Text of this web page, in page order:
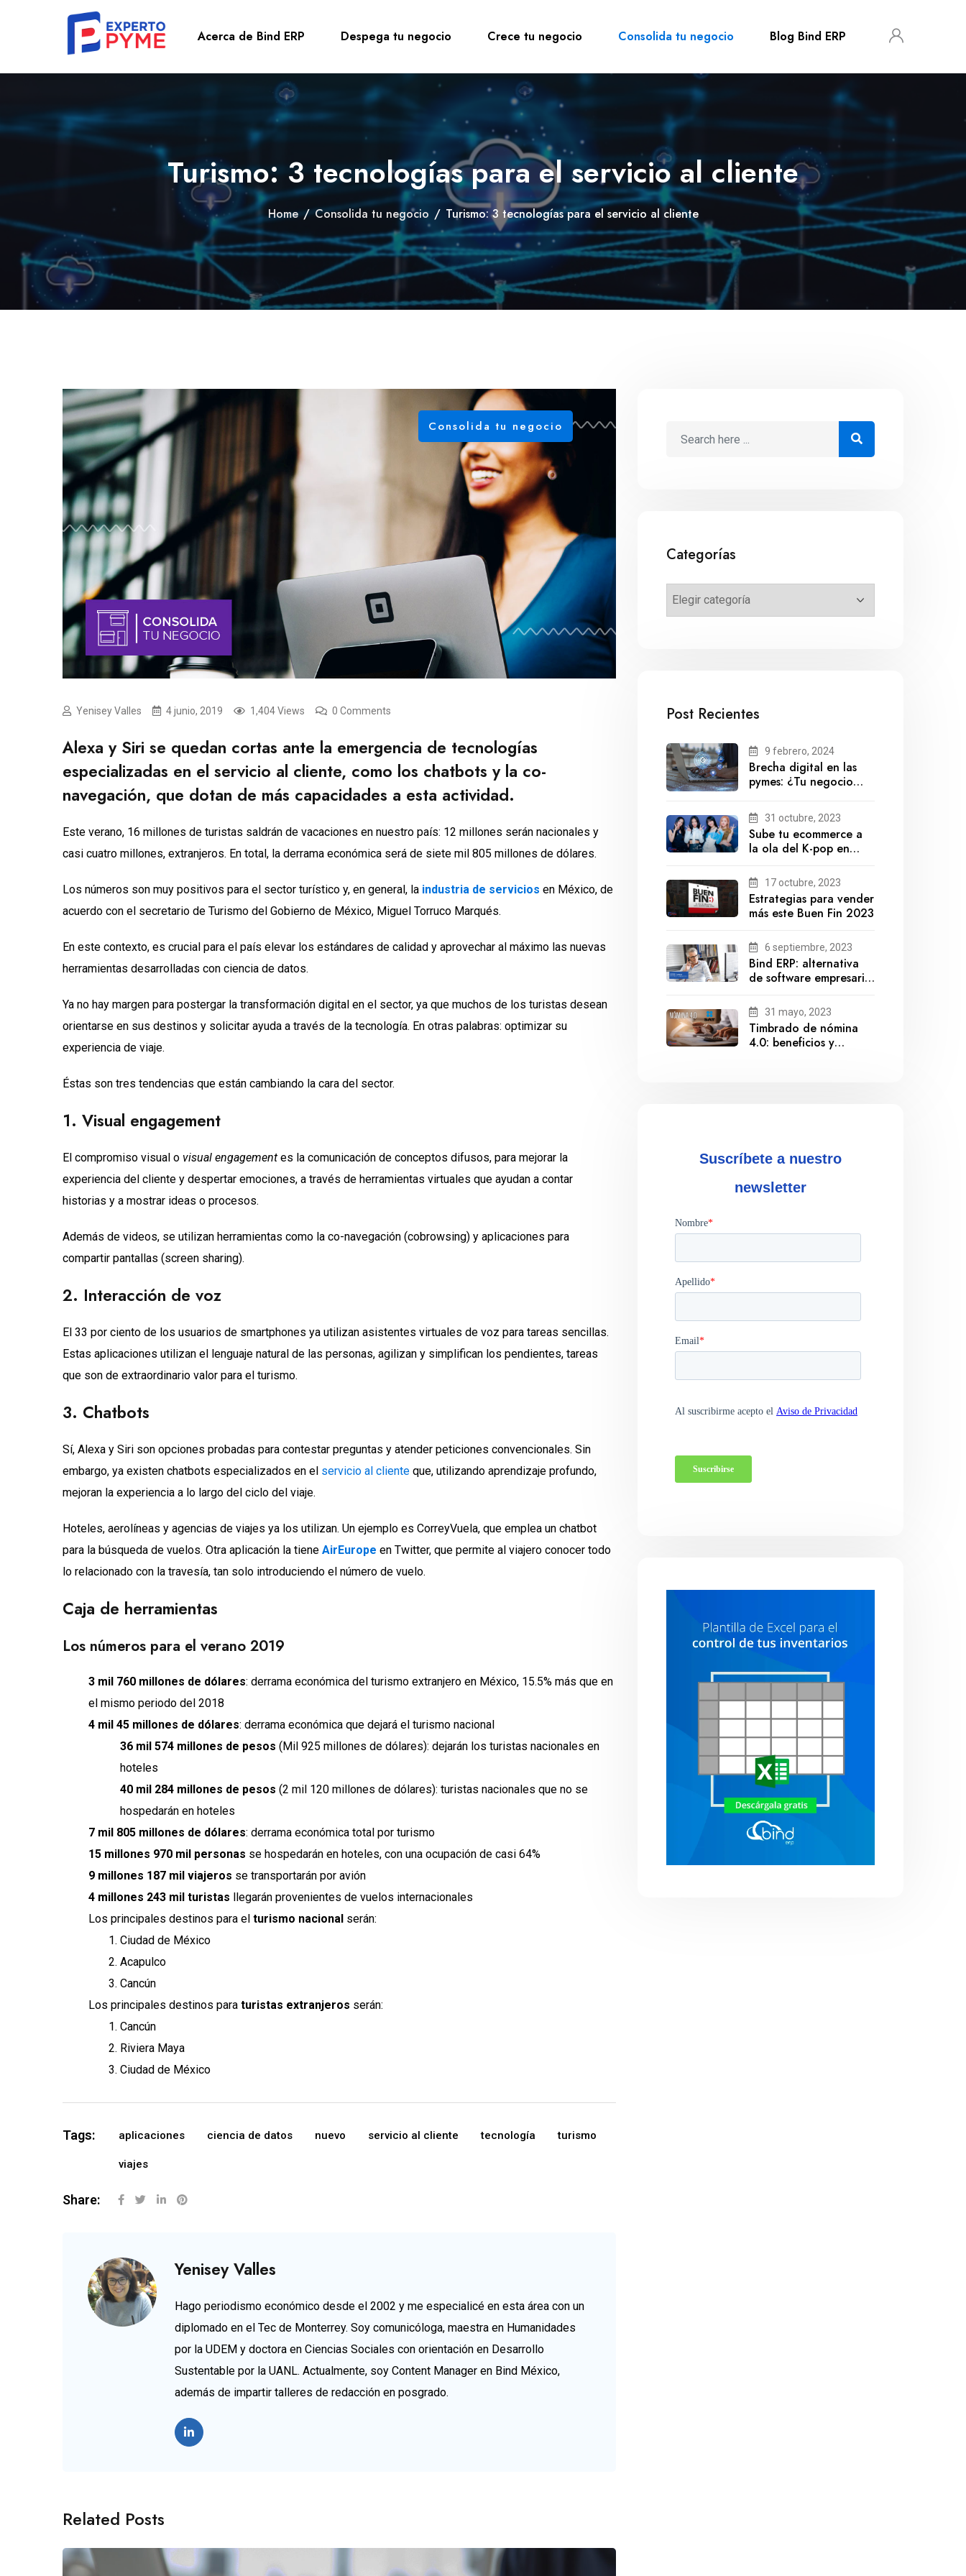
Acerca de Bind ERP Despega tu negocio Crece tu negocio Consolida tu negocio Blog Bind ERP
Turismo: 3 tecnologías para el servicio al cliente
Home / Consolida tu negocio / Turismo: 3 tecnologías para el servicio al cliente
Consolida tu negocio
Yenisey Valles 4 junio, 2019 1,404 Views 0 Comments
Alexa y Siri se quedan cortas ante la emergencia de tecnologías
especializadas en el servicio al cliente, como los chatbots y la co-
navegación, que dotan de más capacidades a esta actividad.
Este verano, 16 millones de turistas saldrán de vacaciones en nuestro país: 12 millones serán nacionales y
casi cuatro millones, extranjeros. En total, la derrama económica será de siete mil 805 millones de dólares.
Los números son muy positivos para el sector turístico y, en general, la industria de servicios en México, de
acuerdo con el secretario de Turismo del Gobierno de México, Miguel Torruco Marqués.
En este contexto, es crucial para el país elevar los estándares de calidad y aprovechar al máximo las nuevas
herramientas desarrolladas con ciencia de datos.
Ya no hay margen para postergar la transformación digital en el sector, ya que muchos de los turistas desean
orientarse en sus destinos y solicitar ayuda a través de la tecnología. En otras palabras: optimizar su
experiencia de viaje.
Éstas son tres tendencias que están cambiando la cara del sector.
1. Visual engagement
El compromiso visual o visual engagement es la comunicación de conceptos difusos, para mejorar la
experiencia del cliente y despertar emociones, a través de herramientas virtuales que ayudan a contar
historias y a mostrar ideas o procesos.
Además de videos, se utilizan herramientas como la co-navegación (cobrowsing) y aplicaciones para
compartir pantallas (screen sharing).
2. Interacción de voz
El 33 por ciento de los usuarios de smartphones ya utilizan asistentes virtuales de voz para tareas sencillas.
Estas aplicaciones utilizan el lenguaje natural de las personas, agilizan y simplifican los pendientes, tareas
que son de extraordinario valor para el turismo.
3. Chatbots
Sí, Alexa y Siri son opciones probadas para contestar preguntas y atender peticiones convencionales. Sin
embargo, ya existen chatbots especializados en el servicio al cliente que, utilizando aprendizaje profundo,
mejoran la experiencia a lo largo del ciclo del viaje.
Hoteles, aerolíneas y agencias de viajes ya los utilizan. Un ejemplo es CorreyVuela, que emplea un chatbot
para la búsqueda de vuelos. Otra aplicación la tiene AirEurope en Twitter, que permite al viajero conocer todo
lo relacionado con la travesía, tan solo introduciendo el número de vuelo.
Caja de herramientas
Los números para el verano 2019
3 mil 760 millones de dólares: derrama económica del turismo extranjero en México, 15.5% más que en
el mismo periodo del 2018
4 mil 45 millones de dólares: derrama económica que dejará el turismo nacional
36 mil 574 millones de pesos (Mil 925 millones de dólares): dejarán los turistas nacionales en
hoteles
40 mil 284 millones de pesos (2 mil 120 millones de dólares): turistas nacionales que no se
hospedarán en hoteles
7 mil 805 millones de dólares: derrama económica total por turismo
15 millones 970 mil personas se hospedarán en hoteles, con una ocupación de casi 64%
9 millones 187 mil viajeros se transportarán por avión
4 millones 243 mil turistas llegarán provenientes de vuelos internacionales
Los principales destinos para el turismo nacional serán:
Ciudad de México
Acapulco
Cancún
Los principales destinos para turistas extranjeros serán:
Cancún
Riviera Maya
Ciudad de México
Tags: aplicaciones ciencia de datos nuevo servicio al cliente tecnología turismo
viajes
Share:
Yenisey Valles
Hago periodismo económico desde el 2002 y me especialicé en esta área con un
diplomado en el Tec de Monterrey. Soy comunicóloga, maestra en Humanidades
por la UDEM y doctora en Ciencias Sociales con orientación en Desarrollo
Sustentable por la UANL. Actualmente, soy Content Manager en Bind México,
además de impartir talleres de redacción en posgrado.
Related Posts
Categorías
Post Recientes
9 febrero, 2024
Brecha digital en las
pymes: ¿Tu negocio
futuro?31 octubre, 2023
Sube tu ecommerce a
la ola del K-pop en
17 octubre, 2023
Estrategias para vender
más este Buen Fin 2023
6 septiembre, 2023
Bind ERP: alternativa
de software empresarial
Gestionix
31 mayo, 2023
Timbrado de nómina
4.0: beneficios y
Suscríbete a nuestro
newsletter